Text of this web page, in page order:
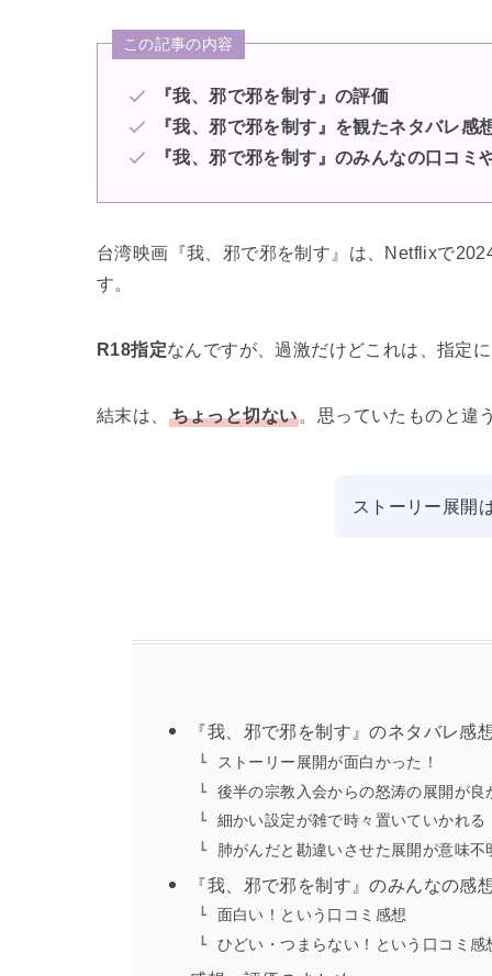
この記事の内容
『我、邪で邪を制す』の評価
『我、邪で邪を制す』を観たネタバレ感
『我、邪で邪を制す』のみんなの口コミ
台湾映画『我、邪で邪を制す』は、Netflixで
す。
R18指定なんですが、過激だけどこれは、指定
結末は、 ちょっと切ない 。思っていたものと違
ストーリー展開
『我、邪で邪を制す』のネタバレ感
ストーリー展開が面白かった！
後半の宗教入会からの怒涛の展開が良
細かい設定が雑で時々置いていかれる
肺がんだと勘違いさせた展開が意味不
『我、邪で邪を制す』のみんなの感
面白い！という口コミ感想
ひどい・つまらない！という口コミ感